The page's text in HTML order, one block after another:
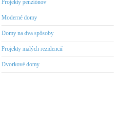
Projekty penziónov
Moderné domy
Domy na dva spôsoby
Projekty malých rezidencií
Dvorkové domy